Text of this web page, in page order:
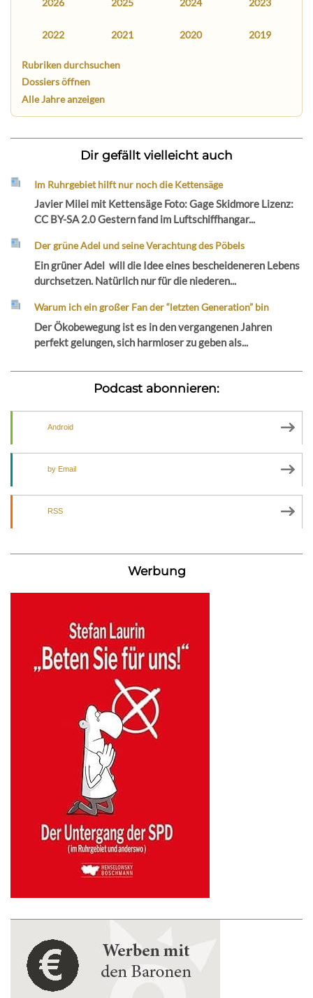
2026 2025 2024 2023
2022 2021 2020 2019
Rubriken durchsuchen
Dossiers öffnen
Alle Jahre anzeigen
Dir gefällt vielleicht auch
Im Ruhrgebiet hilft nur noch die Kettensäge
Javier Milei mit Kettensäge Foto: Gage Skidmore Lizenz:
CC BY-SA 2.0 Gestern fand im Luftschiffhangar...
Der grüne Adel und seine Verachtung des Pöbels
Ein grüner Adel will die Idee eines bescheideneren Lebens
durchsetzen. Natürlich nur für die niederen...
Warum ich ein großer Fan der “letzten Generation” bin
Der Ökobewegung ist es in den vergangenen Jahren
perfekt gelungen, sich harmloser zu geben als...
Podcast abonnieren:
Android
by Email
RSS
Werbung